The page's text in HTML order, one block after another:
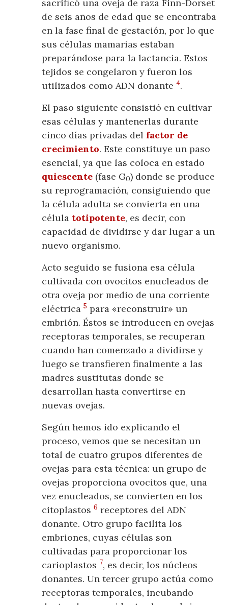
sacrificó una oveja de raza Finn-Dorset
de seis años de edad que se encontraba
en la fase final de gestación, por lo que
sus células mamarias estaban
preparándose para la lactancia. Estos
tejidos se congelaron y fueron los
utilizados como ADN donante4.
El paso siguiente consistió en cultivar
esas células y mantenerlas durante
cinco días privadas del factor de
crecimiento. Este constituye un paso
esencial, ya que las coloca en estado
quiescente (fase G0) donde se produce
su reprogramación, consiguiendo que
la célula adulta se convierta en una
célula totipotente, es decir, con
capacidad de dividirse y dar lugar a un
nuevo organismo.
Acto seguido se fusiona esa célula
cultivada con ovocitos enucleados de
otra oveja por medio de una corriente
eléctrica5 para «reconstruir» un
embrión. Éstos se introducen en ovejas
receptoras temporales, se recuperan
cuando han comenzado a dividirse y
luego se transfieren finalmente a las
madres sustitutas donde se
desarrollan hasta convertirse en
nuevas ovejas.
Según hemos ido explicando el
proceso, vemos que se necesitan un
total de cuatro grupos diferentes de
ovejas para esta técnica: un grupo de
ovejas proporciona ovocitos que, una
vez enucleados, se convierten en los
citoplastos6 receptores del ADN
donante. Otro grupo facilita los
embriones, cuyas células son
cultivadas para proporcionar los
carioplastos 7, es decir, los núcleos
donantes. Un tercer grupo actúa como
receptoras temporales, incubando